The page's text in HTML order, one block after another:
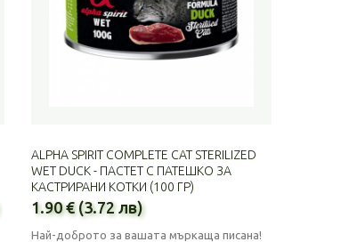
ALPHA SPIRIT COMPLETE CAT STERILIZED
WET DUCK - ПАСТЕТ С ПАТЕШКО ЗА
КАСТРИРАНИ КОТКИ (100 ГР)
1.90 € (3.72 лв)
Най-доброто за вашата мъркаща писана!